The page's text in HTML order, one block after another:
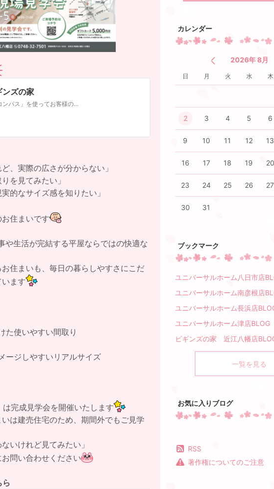
ズの家
家づくりの羅針盤「アイコンパス」を使ってお客様の本当のニーズを探ります。ビギンズの家ワークホームズ近江八幡店・彦根店
、実際の広さが分からない」
を見てみたい」
的なサイズ感を知りたい」
住まいです
や生活が完結する平屋ならではの快適な
住まいも、毎日の暮らしやすさにこだ
ます
た使いやすい間取り
ージしやすいリアルサイズ
完成見学会を開催いたします
は建売住宅のため、期間外でもご見学
いけれど見てみたい」
問い合わせください
カレンダー
2026年 8月
日 月 火 水 木
2 3 4 5 6
9 10 11 12 13
16 17 18 19 20
23 24 25 26 27
30 31
ブックマーク
ユニバーサルホーム八日市店
ユニバーサルホーム南彦根店
ユニバーサルホーム長浜店
ユニバーサルホーム津店BLOG
ビギンズの家 近江八幡店
一覧を見る
お気に入りブログ
RSS
著作権についてのご注意